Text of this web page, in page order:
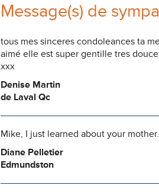
Message(s) de
tous mes sinceres condoleances ta
aimé elle est super gentille tres
xxx
Denise Martin
de Laval Qc
Mike, I just learned about your
Diane Pelletier
Edmundston